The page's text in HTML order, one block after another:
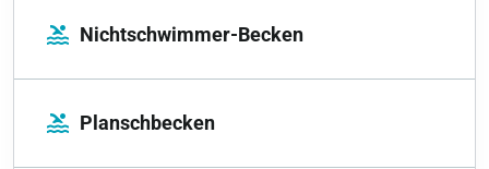
pool Nichtschwimmer-Becken
pool Planschbecken